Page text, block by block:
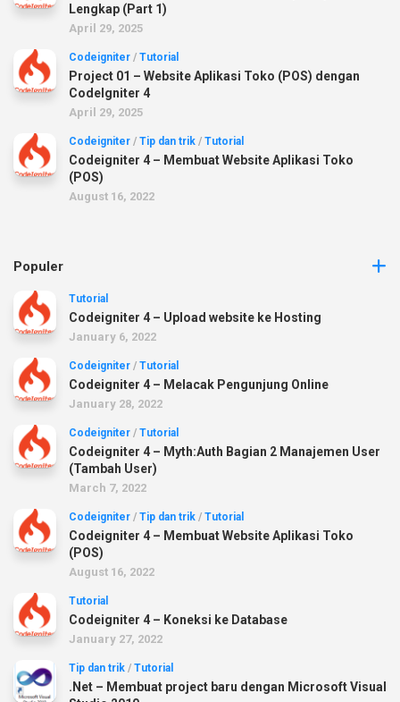
Lengkap (Part 1)
April 29, 2025
Codeigniter / Tutorial
Project 01 – Website Aplikasi Toko (POS) dengan
CodeIgniter 4
April 29, 2025
Codeigniter / Tip dan trik / Tutorial
Codeigniter 4 – Membuat Website Aplikasi Toko
(POS)
August 16, 2022
Populer
Tutorial
Codeigniter 4 – Upload website ke Hosting
January 6, 2022
Codeigniter / Tutorial
Codeigniter 4 – Melacak Pengunjung Online
January 28, 2022
Codeigniter / Tutorial
Codeigniter 4 – Myth:Auth Bagian 2 Manajemen User
(Tambah User)
March 7, 2022
Codeigniter / Tip dan trik / Tutorial
Codeigniter 4 – Membuat Website Aplikasi Toko
(POS)
August 16, 2022
Tutorial
Codeigniter 4 – Koneksi ke Database
January 27, 2022
Tip dan trik / Tutorial
.Net – Membuat project baru dengan Microsoft Visual